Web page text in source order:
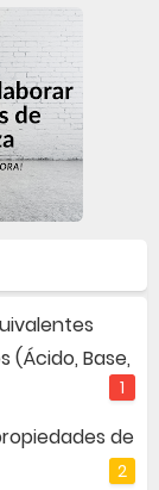
(Ácido, Base,
de